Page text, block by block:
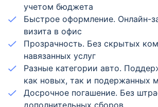
учетом бюджета
Быстрое оформление. Онлайн-
визита в офис
Прозрачность. Без скрытых
навязанных услуг
Разные категории авто.
как новых, так и подержанных
Досрочное погашение. Без
дополнительных сборов